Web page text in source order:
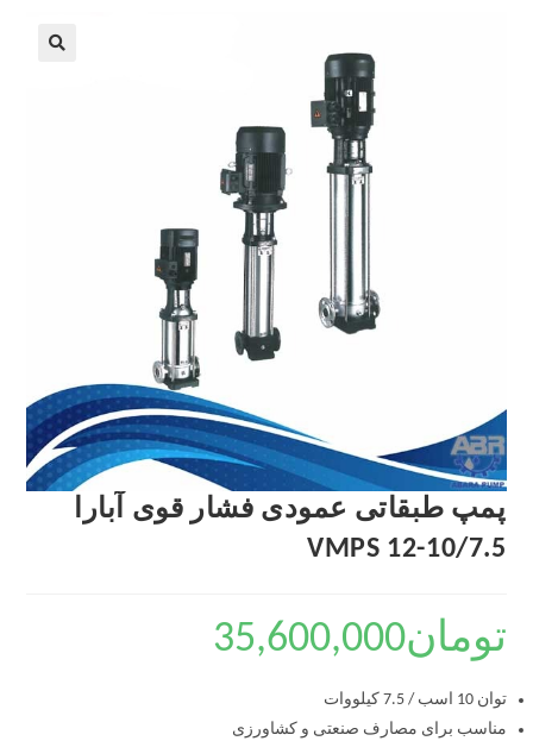
پمپ طبقاتی عمودی فشار قوی آبارا
VMPS 12-10/7.5
تومان35,600,000
توان 10 اسب / 7.5 کیلووات
مناسب برای مصارف صنعتی و کشاورزی